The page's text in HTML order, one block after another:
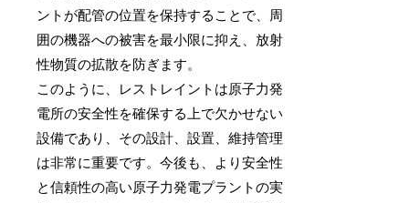
ントが配管の位置を保持することで、周
囲の機器への被害を最小限に抑え、放射
性物質の拡散を防ぎます。
このように、レストレイントは原子力発
電所の安全性を確保する上で欠かせない
設備であり、その設計、設置、維持管理
は非常に重要です。今後も、より安全性
と信頼性の高い原子力発電プラントの実